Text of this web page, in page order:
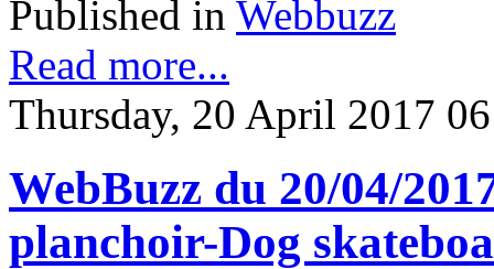
Published in Webbuzz
Read more...
Thursday, 20 April 2017
WebBuzz du 20/04/
planchoir-Dog